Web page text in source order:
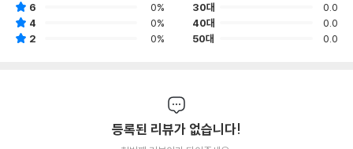
6
0%
4
0%
2
0%
30대
0.0
40대
0.0
50대
0.0
등록된 리뷰가 없습니다!